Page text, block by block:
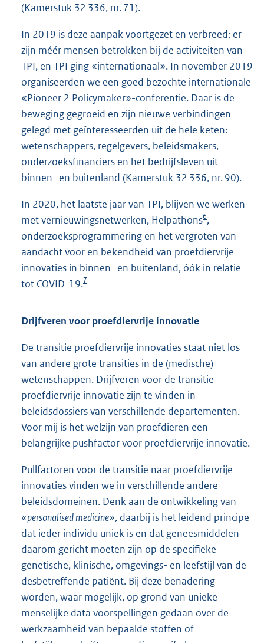
(Kamerstuk 32 336, nr. 71).
In 2019 is deze aanpak voortgezet en verbreed: er
zijn méér mensen betrokken bij de activiteiten van
TPI, en TPI ging «internationaal». In november 2019
organiseerden we een goed bezochte internationale
«Pioneer 2 Policymaker»-conferentie. Daar is de
beweging gegroeid en zijn nieuwe verbindingen
gelegd met geïnteresseerden uit de hele keten:
wetenschappers, regelgevers, beleidsmakers,
onderzoeksfinanciers en het bedrijfsleven uit
binnen- en buitenland (Kamerstuk 32 336, nr. 90).
In 2020, het laatste jaar van TPI, blijven we werken
met vernieuwingsnetwerken, Helpathons6,
onderzoeksprogrammering en het vergroten van
aandacht voor en bekendheid van proefdiervrije
innovaties in binnen- en buitenland, óók in relatie
tot COVID-19.7
Drijfveren voor proefdiervrije innovatie
De transitie proefdiervrije innovaties staat niet los
van andere grote transities in de (medische)
wetenschappen. Drijfveren voor de transitie
proefdiervrije innovatie zijn te vinden in
beleidsdossiers van verschillende departementen.
Voor mij is het welzijn van proefdieren een
belangrijke pushfactor voor proefdiervrije innovatie.
Pullfactoren voor de transitie naar proefdiervrije
innovaties vinden we in verschillende andere
beleidsdomeinen. Denk aan de ontwikkeling van
«personalised medicine», daarbij is het leidend principe
dat ieder individu uniek is en dat geneesmiddelen
daarom gericht moeten zijn op de specifieke
genetische, klinische, omgevings- en leefstijl van de
desbetreffende patiënt. Bij deze benadering
worden, waar mogelijk, op grond van unieke
menselijke data voorspellingen gedaan over de
werkzaamheid van bepaalde stoffen of